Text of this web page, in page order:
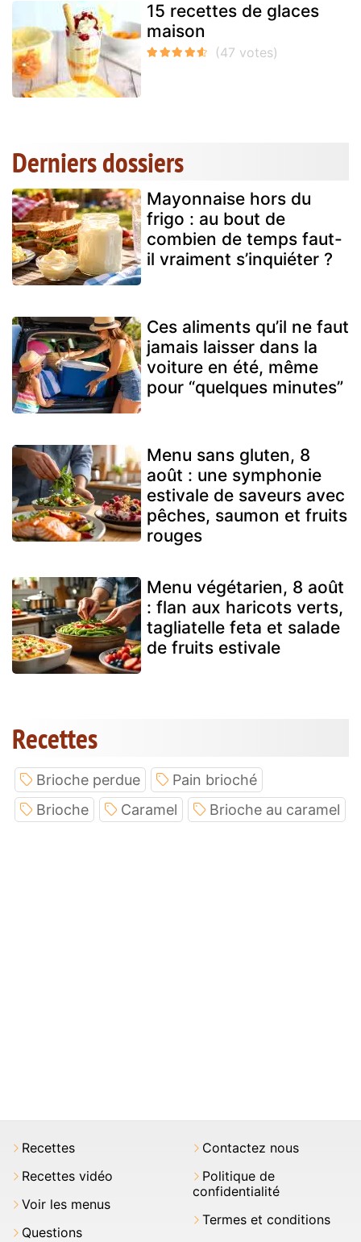
15 recettes de glaces
maison
Derniers dossiers
Mayonnaise hors du
frigo : au bout de
combien de temps faut-
il vraiment s’inquiéter ?
Ces aliments qu’il ne faut
jamais laisser dans la
voiture en été, même
pour “quelques minutes”
Menu sans gluten, 8
août : une symphonie
estivale de saveurs avec
pêches, saumon et fruits
rouges
Menu végétarien, 8 août
: flan aux haricots verts,
tagliatelle feta et salade
de fruits estivale
Recettes
Brioche perdue
Pain brioché
Brioche
Caramel Brioche au caramel
Recettes
Recettes vidéo
Voir les menus
Questions
Contactez nous
Politique de
confidentialité
Termes et conditions